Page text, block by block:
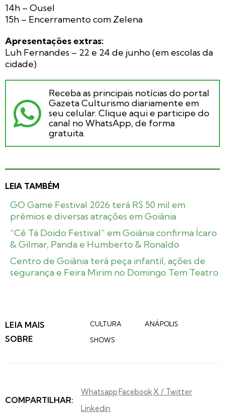
14h – Ousel
15h – Encerramento com Zelena
Apresentações extras:
Luh Fernandes – 22 e 24 de junho (em escolas da
cidade)
Receba as principais notícias do portal
Gazeta Culturismo diariamente em
seu celular. Clique aqui e participe do
canal no WhatsApp, de forma
gratuita.
LEIA TAMBÉM
GO Game Festival 2026 terá R$ 50 mil em
prêmios e diversas atrações em Goiânia
“Cê Tá Doido Festival” em Goiânia confirma Ícaro
& Gilmar, Panda e Humberto & Ronaldo
Centro de Goiânia terá peça infantil, ações de
segurança e Feira Mirim no Domingo Tem Teatro
LEIA MAIS
SOBRE
CULTURA
ANÁPOLIS
SHOWS
COMPARTILHAR:
Whatsapp FacebookX / Twitter
Linkedin